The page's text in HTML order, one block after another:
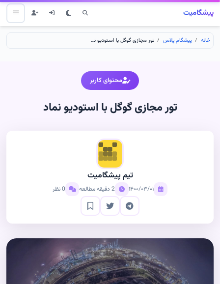
پیشگامیت
خانه پیشگام پلاس تور مجازی گوگل با استودیو نماد
محتوای کاربر
تور مجازی گوگل با استودیو نماد
تیم پیشگامیت
۱۴۰۰/۰۳/۰۱ 2 دقیقه مطالعه 0 نظر